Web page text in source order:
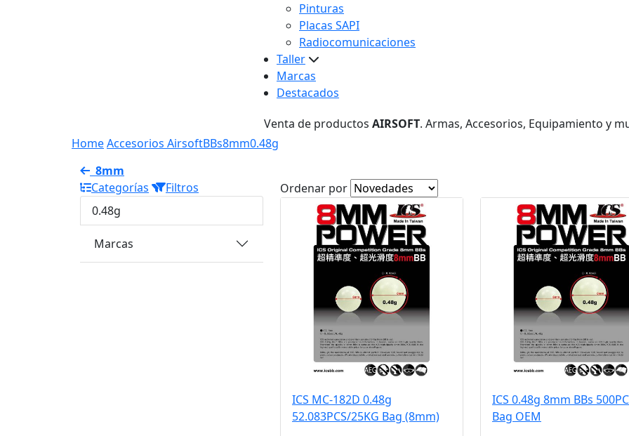
Pinturas
Placas SAPI
Radiocomunicaciones
Taller
Marcas
Destacados
Venta de productos AIRSOFT. Armas, Accesorios, Equipamiento y
HomeAccesorios AirsoftBBs8mm0.48g
8mm
Categorías
Filtros
0.48g
Marcas
Ordenar por
ICS MC-182D 0.48g
52.083PCS/25KG Bag (8mm)
ICS 0.48g 8mm BBs
Bag OEM